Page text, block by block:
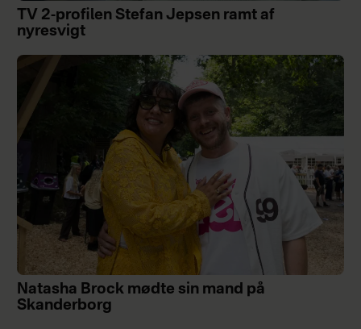
TV 2-profilen Stefan Jepsen ramt af
nyresvigt
Natasha Brock mødte sin mand på
Skanderborg